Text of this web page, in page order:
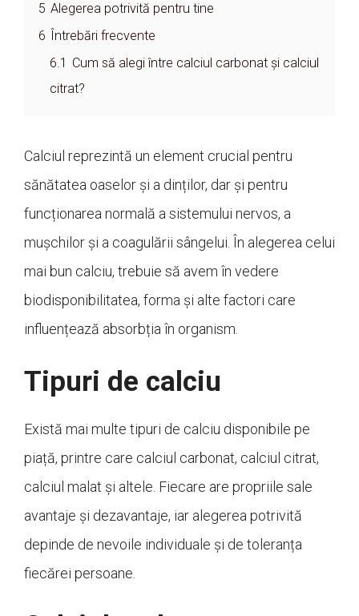
5 Alegerea potrivită pentru tine
6
Întrebări frecvente
6.1 Cum să alegi între calciul carbonat și calciul
citrat?
Calciul reprezintă un element crucial pentru
sănătatea oaselor și a dinților, dar și pentru
funcționarea normală a sistemului nervos, a
mușchilor și a coagulării sângelui. În alegerea celui
mai bun calciu, trebuie să avem în vedere
biodisponibilitatea, forma și alte factori care
influențează absorbția în organism.
Tipuri de calciu
Există mai multe tipuri de calciu disponibile pe
piață, printre care calciul carbonat, calciul citrat,
calciul malat și altele. Fiecare are propriile sale
avantaje și dezavantaje, iar alegerea potrivită
depinde de nevoile individuale și de toleranța
fiecărei persoane.